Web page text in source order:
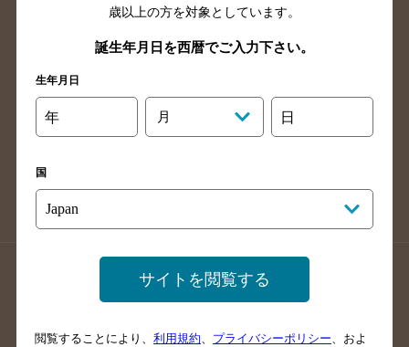
山口県のバー検索
鳥取県のバー検索
島根県のバー検索
徳島県のバー検索
高知県のバー検索
福岡県のバー検索
長崎県のバー検索
佐賀県のバー検索
店舗登録方法のご案内
店舗情報更新方法のご案内
掲載店舗様ログイン
歳以上の方を対象としています。
誕生年月日を西暦でご入力下さい。
生年月日
年 月 日
国
サイトを閲覧する
閲覧することにより、 利用規約 プライバシーポリシー 、およ